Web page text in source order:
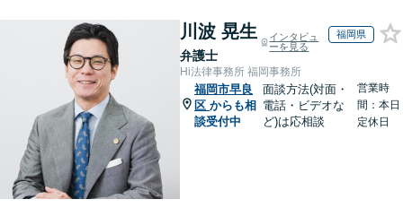
川波 晃生
弁護士
インタビュ
ーを見る
福岡県
Hi法律事務所 福岡事務所
福岡市早良
区 からも相
談受付中
面談方法(対面・
電話・ビデオな
ど)は応相談
営業時
間：本日
定休日